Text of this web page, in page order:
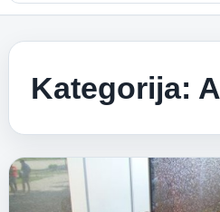
Kategorija: